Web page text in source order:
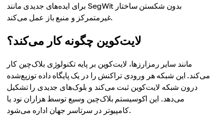
برای ایده‌های جدیدی مانند SegWit بدون شکستن ساختار
غیرمتمرکز و منبع باز عمل می‌کند.
لایت‌کوین چگونه کار می‌کند؟
مانند سایر رمزارزها، لایت‌کوین بر پایه تکنولوژی بلاک‌چین کار
می‌کند. این شبکه هر ورودی تراکنش را در یک پایگاه داده توزیع‌شده
درون شبکه لایت‌کوین ثبت می‌کند و بلوک‌های جدیدی را تشکیل
می‌دهد. این اکوسیستم بلاک‌چین وسیع توسط هزاران نود یا
کامپیوتر در سرتاسر جهان اداره می‌شود.